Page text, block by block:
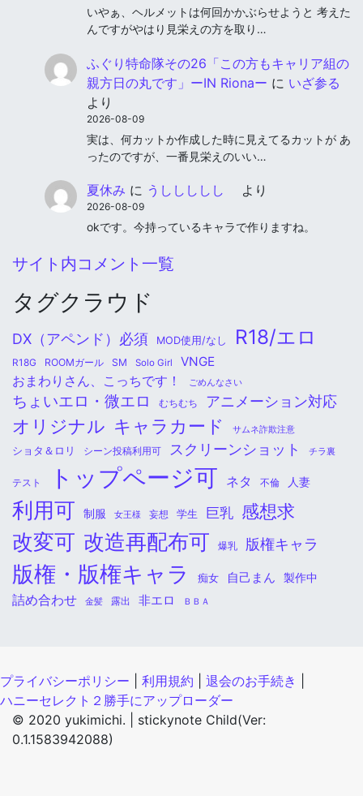
いやぁ、ヘルメットは何回かかぶらせようと 考えた
んですがやはり見栄えの方を取り…
ふぐり特命隊その26「この方もキャリア組の
親方日の丸です」ーIN Rionaー に いざ参る
より
2026-08-09
実は、何カットか作成した時に見えてるカットが あ
ったのですが、一番見栄えのいい…
夏休み に うししししし より
2026-08-09
okです。今持っているキャラで作りますね。
サイト内コメント一覧
タグクラウド
DX（アペンド）必須 MOD使用/なし R18/エロ
R18G ROOMガール SM Solo Girl VNGE
おまわりさん、こっちです！ ごめんなさい
ちょいエロ・微エロ むちむち アニメーション対応
オリジナル キャラカード サムネ詐欺注意
ショタ＆ロリ シーン投稿利用可 スクリーンショット チラ裏
テスト トップページ可 ネタ 不倫 人妻
利用可 制服 女王様 妄想 学生 巨乳 感想求
改変可 改造再配布可 爆乳 版権キャラ
版権・版権キャラ 痴女 自己まん 製作中
詰め合わせ 金髪 露出 非エロ ＢＢＡ
プライバシーポリシー 利用規約 退会のお手続き
ハニーセレクト２勝手にアップローダー
© 2020 yukimichi. | stickynote Child(Ver:
0.1.1583942088)